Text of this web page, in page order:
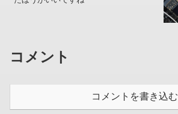
コメント
コメントを書き込む